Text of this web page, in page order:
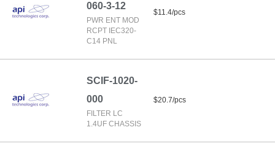
060-3-12
PWR ENT MOD
RCPT IEC320-
C14 PNL
$11.4/pcs
SCIF-1020-
000
FILTER LC
1.4UF CHASSIS
$20.7/pcs